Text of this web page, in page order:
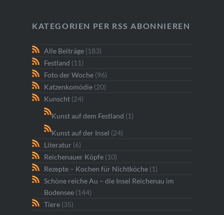
KATEGORIEN PER RSS ABONNIEREN
Alle Beiträge(183)
Festland (11)
Foto der Woche(96)
Katzenkomödie(20)
Kunscht(24)
Kunst auf dem Festland (1)
Kunst auf der Insel (24)
Literatur (6)
Reichenauer Köpfe(10)
Rezepte – Kochen für Nichtköche(1)
Schöne reiche Au – die Insel Reichenau im
Bodensee(144)
Tiere(35)